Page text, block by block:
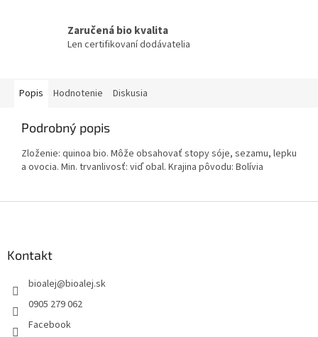
Zaručená bio kvalita
Len certifikovaní dodávatelia
Popis Hodnotenie Diskusia
Podrobný popis
Zloženie: quinoa bio. Môže obsahovať stopy sóje, sezamu, lepku
a ovocia. Min. trvanlivosť: viď obal. Krajina pôvodu: Bolívia
Kontakt
bioalej@bioalej.sk
0905 279 062
Facebook